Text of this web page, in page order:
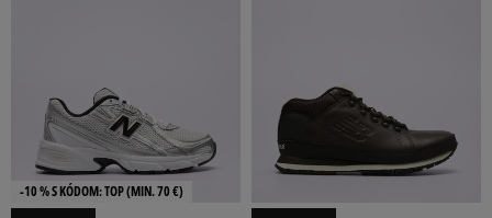
-10 % S KÓDOM: TOP (MIN. 70 €)